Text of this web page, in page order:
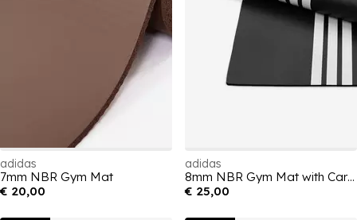
adidas
7mm NBR Gym Mat
€ 20,00
adidas
8mm NBR Gym Mat with Carry Strap
€ 25,00